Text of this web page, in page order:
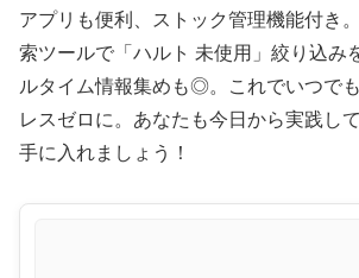
アプリも便利、ストック管理機能付き
索ツールで「ハルト 未使用」絞り込み
ルタイム情報集めも◎。これでいつで
レスゼロに。あなたも今日から実践し
手に入れましょう！